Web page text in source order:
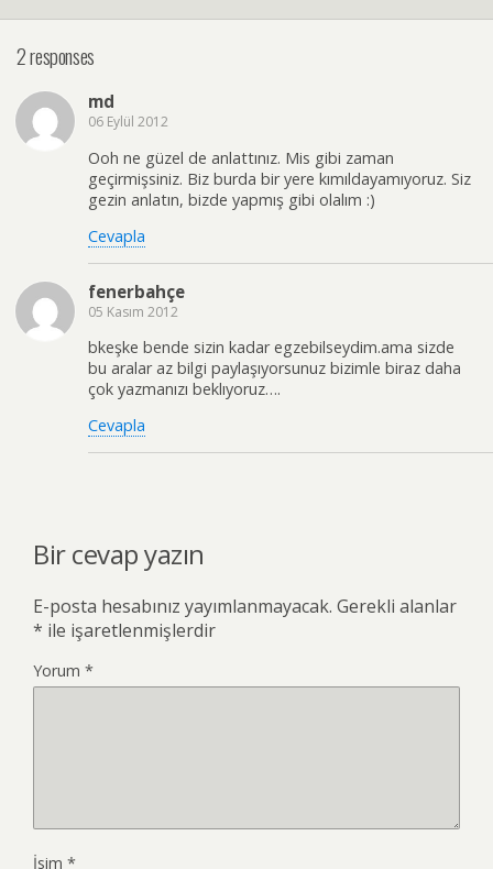
2 responses
md
06 Eylül 2012
Ooh ne güzel de anlattınız. Mis gibi zaman
geçirmişsiniz. Biz burda bir yere kımıldayamıyoruz. Siz
gezin anlatın, bizde yapmış gibi olalım :)
Cevapla
fenerbahçe
05 Kasım 2012
bkeşke bende sizin kadar egzebilseydim.ama sizde
bu aralar az bilgi paylaşıyorsunuz bizimle biraz daha
çok yazmanızı beklıyoruz….
Cevapla
Bir cevap yazın
E-posta hesabınız yayımlanmayacak. Gerekli alanlar
* ile işaretlenmişlerdir
Yorum *
İsim *